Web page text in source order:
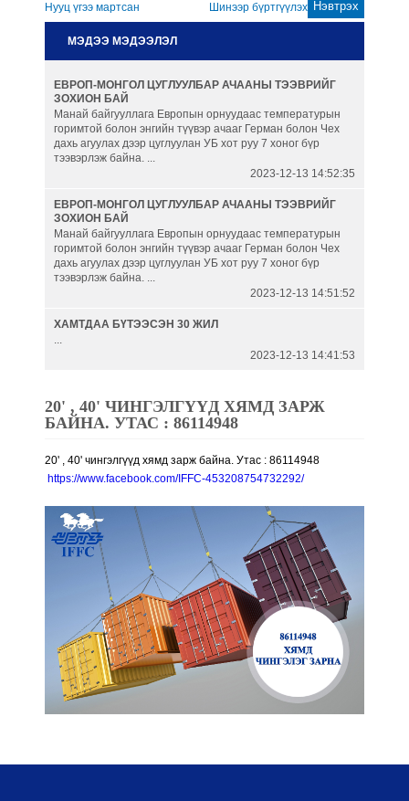
Гаалийн бүрдүүлэлт
албан татвар
Танилцуулга
Нууц үгээ мартсан Шинээр бүртгүүлэх
МЭДЭЭ МЭДЭЭЛЭЛ
ЕВРОП-МОНГОЛ ЦУГЛУУЛБАР АЧААНЫ ТЭЭВРИЙГ
ЗОХИОН БАЙ
Манай байгууллага Европын орнуудаас температурын
горимтой болон энгийн түүвэр ачааг Герман болон Чех
дахь агуулах дээр цуглуулан УБ хот руу 7 хоног бүр
тээвэрлэж байна. ...
2023-12-13 14:52:35
ЕВРОП-МОНГОЛ ЦУГЛУУЛБАР АЧААНЫ ТЭЭВРИЙГ
ЗОХИОН БАЙ
Манай байгууллага Европын орнуудаас температурын
горимтой болон энгийн түүвэр ачааг Герман болон Чех
дахь агуулах дээр цуглуулан УБ хот руу 7 хоног бүр
тээвэрлэж байна. ...
2023-12-13 14:51:52
ХАМТДАА БҮТЭЭСЭН 30 ЖИЛ
...
2023-12-13 14:41:53
20' , 40' ЧИНГЭЛГҮҮД ХЯМД ЗАРЖ
БАЙНА. УТАС : 86114948
20' , 40' чингэлгүүд хямд зарж байна. Утас : 86114948
https://www.facebook.com/IFFC-453208754732292/